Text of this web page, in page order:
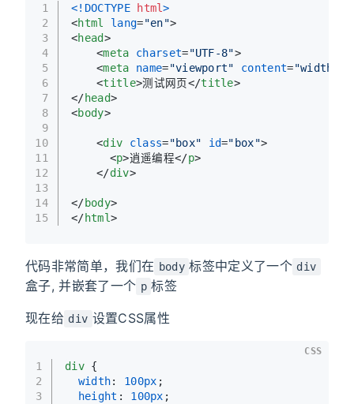
1
2
3
4
5
6
7
8
9
10
11
12
13
14
15
<!DOCTYPE html>
<html lang="en">
<head>
<meta charset="UTF-8">
<meta name="viewport" content=
<title>测试网页</title>
</head>
<body>
<div class="box" id="box">
<p>逍遥编程</p>
</div>
</body>
</html>
代码非常简单，我们在 body 标签中定义了一个 div
盒子, 并嵌套了一个 p 标签
现在给 div 设置CSS属性
1
2
3
div {
width: 100px ;
height : 100px ;
CSS